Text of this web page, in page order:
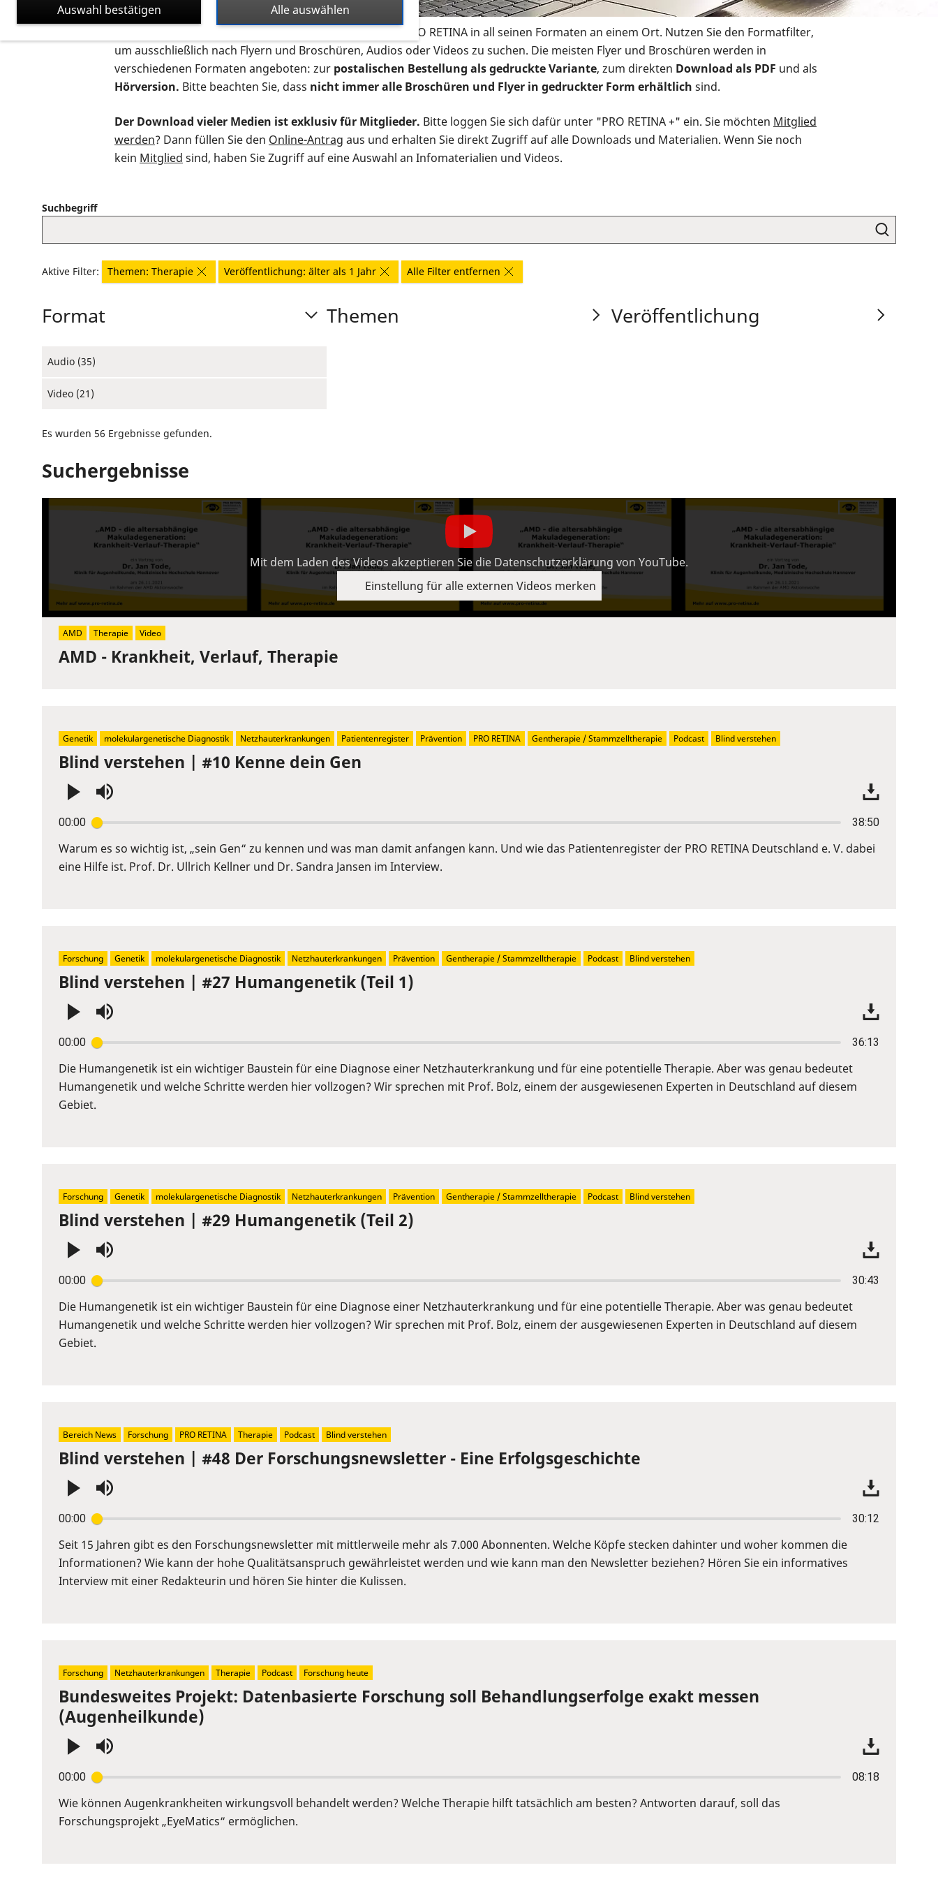
Auf dieser Seite finden Sie sämtliches Infomaterial der PRO RETINA in all seinen Formaten an einem Ort. Nutzen Sie den Formatfilter,
um ausschließlich nach Flyern und Broschüren, Audios oder Videos zu suchen. Die meisten Flyer und Broschüren werden in
verschiedenen Formaten angeboten: zur postalischen Bestellung als gedruckte Variante, zum direkten Download als PDF und als
Hörversion. Bitte beachten Sie, dass nicht immer alle Broschüren und Flyer in gedruckter Form erhältlich sind.
Der Download vieler Medien ist exklusiv für Mitglieder. Bitte loggen Sie sich dafür unter "PRO RETINA +" ein. Sie möchten Mitglied
werden? Dann füllen Sie den Online-Antrag aus und erhalten Sie direkt Zugriff auf alle Downloads und Materialien. Wenn Sie noch
kein Mitglied sind, haben Sie Zugriff auf eine Auswahl an Infomaterialien und Videos.
Suchbegriff
Aktive Filter: Themen: Therapie Veröffentlichung: älter als 1 Jahr Alle Filter entfernen
Format
Audio (35)
Video (21)
Themen Veröffentlichung
Es wurden 56 Ergebnisse gefunden.
Suchergebnisse
AMD - Krankheit, Verlauf, Therapie
Mit dem Laden des Videos akzeptieren Sie die Datenschutzerklärung von YouTube.
Einstellung für alle externen Videos merken
AMD Therapie Video
Blind verstehen | #10 Kenne dein Gen
00:00 38:50
Enter
or
Space
Warum es so wichtig ist, „sein Gen“ zu kennen und was man damit anfangen kann. Und wie das Patientenregister der PRO RETINA Deutschland e. V. dabei
eine Hilfe ist. Prof. Dr. Ullrich Kellner und Dr. Sandra Jansen im Interview.
Genetik molekulargenetische Diagnostik Netzhauterkrankungen Patientenregister Prävention PRO RETINA Gentherapie / Stammzelltherapie Podcast Blind verstehen
Blind verstehen | #27 Humangenetik (Teil 1)
00:00 36:13
Enter
or
Space
Die Humangenetik ist ein wichtiger Baustein für eine Diagnose einer Netzhauterkrankung und für eine potentielle Therapie. Aber was genau bedeutet
Humangenetik und welche Schritte werden hier vollzogen? Wir sprechen mit Prof. Bolz, einem der ausgewiesenen Experten in Deutschland auf diesem
Gebiet.
Forschung Genetik molekulargenetische Diagnostik Netzhauterkrankungen Prävention Gentherapie / Stammzelltherapie Podcast Blind verstehen
Blind verstehen | #29 Humangenetik (Teil 2)
00:00 30:43
Enter
or
Space
Die Humangenetik ist ein wichtiger Baustein für eine Diagnose einer Netzhauterkrankung und für eine potentielle Therapie. Aber was genau bedeutet
Humangenetik und welche Schritte werden hier vollzogen? Wir sprechen mit Prof. Bolz, einem der ausgewiesenen Experten in Deutschland auf diesem
Gebiet.
Forschung Genetik molekulargenetische Diagnostik Netzhauterkrankungen Prävention Gentherapie / Stammzelltherapie Podcast Blind verstehen
Blind verstehen | #48 Der Forschungsnewsletter - Eine Erfolgsgeschichte
00:00 30:12
Enter
or
Space
to
Seit 15 Jahren gibt es den Forschungsnewsletter mit mittlerweile mehr als 7.000 Abonnenten. Welche Köpfe stecken dahinter und woher kommen die
Informationen? Wie kann der hohe Qualitätsanspruch gewährleistet werden und wie kann man den Newsletter beziehen? Hören Sie ein informatives
Interview mit einer Redakteurin und hören Sie hinter die Kulissen.
Bereich News Forschung PRO RETINA Therapie Podcast Blind verstehen
Bundesweites Projekt: Datenbasierte Forschung soll Behandlungserfolge exakt messen
(Augenheilkunde)
00:00 08:18
Enter
or
Space
Wie können Augenkrankheiten wirkungsvoll behandelt werden? Welche Therapie hilft tatsächlich am besten? Antworten darauf, soll das
Forschungsprojekt „EyeMatics“ ermöglichen.
Forschung Netzhauterkrankungen Therapie Podcast Forschung heute
Alle auswählen
Auswahl bestätigen